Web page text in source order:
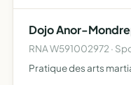
Dojo Anor-
RNA W591002972 ·
Pratique des arts